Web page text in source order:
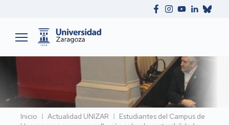
Ruta
Inicio Actualidad UNIZAR
Estudiantes del Campus de